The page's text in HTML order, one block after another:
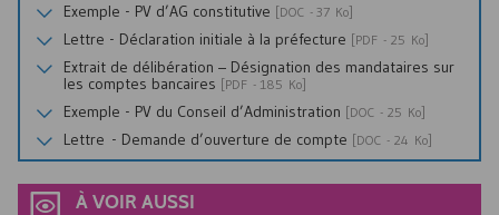
Exemple - PV d’AG constitutive [DOC - 37 Ko]
Lettre - Déclaration initiale à la préfecture [PDF - 25 Ko]
Extrait de délibération – Désignation des mandataires sur
les comptes bancaires [PDF - 185 Ko]
Exemple - PV du Conseil d’Administration [DOC - 25 Ko]
Lettre - Demande d’ouverture de compte [DOC - 24 Ko]
À VOIR AUSSI